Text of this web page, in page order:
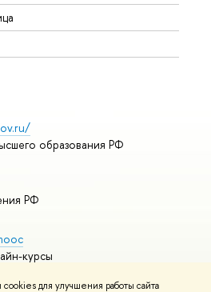
для улучшения работы сайта
образования РФ
РФ
курсы